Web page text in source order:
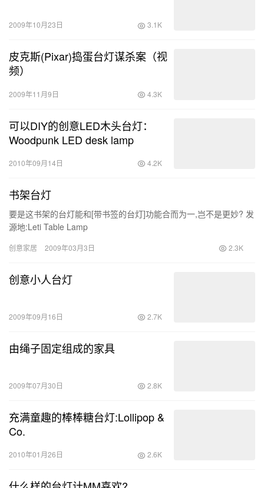
2009年10月23日 3.1K
皮克斯(Pixar)捣蛋台灯谋杀案（视
频）
2009年11月9日 4.3K
可以DIY的创意LED木头台灯：
Woodpunk LED desk lamp
2010年09月14日 4.2K
书架台灯
要是这书架的台灯能和[带书签的台灯]功能合而为一,岂不是更妙? 发
源地:Leti Table Lamp
创意家居 2009年03月3日 2.3K
创意小人台灯
2009年09月16日 2.7K
由绳子固定组成的家具
2009年07月30日 2.8K
充满童趣的棒棒糖台灯:Lollipop &
Co.
2010年01月26日 2.6K